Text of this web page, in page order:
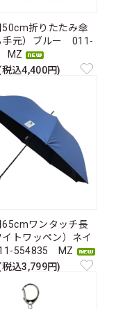
50cm折りたたみ傘
手元）ブルー 011-
MZ
込4,400円)
65cmワンタッチ長
トワッペン）ネイ
554835 MZ
込3,799円)